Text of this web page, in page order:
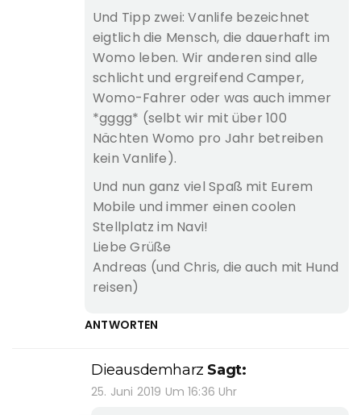
Und Tipp zwei: Vanlife bezeichnet
eigtlich die Mensch, die dauerhaft im
Womo leben. Wir anderen sind alle
schlicht und ergreifend Camper,
Womo-Fahrer oder was auch immer
*gggg* (selbt wir mit über 100
Nächten Womo pro Jahr betreiben
kein Vanlife).
Und nun ganz viel Spaß mit Eurem
Mobile und immer einen coolen
Stellplatz im Navi!
Liebe Grüße
Andreas (und Chris, die auch mit Hund
reisen)
ANTWORTEN
Dieausdemharz Sagt:
25. Juni 2019 Um 16:36 Uhr